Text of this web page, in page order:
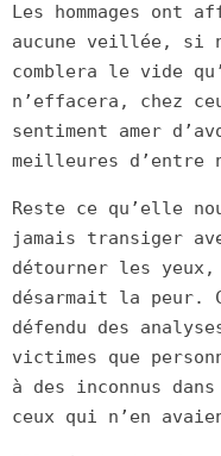
Les hommages ont
aucune veillée, si
comblera le vide
n’effacera, chez
sentiment amer
meilleures d’entre
Reste ce qu’elle
jamais transiger
détourner les
désarmait la peur.
défendu des
victimes que
à des inconnus
ceux qui n’en